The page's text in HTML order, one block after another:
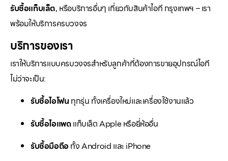
รับซื้อแท็บเล็ต, หรือบริการอื่นๆ เกี่ยวกับสินค้าไอที กรุงเทพฯ – เรา
พร้อมให้บริการครบวงจร
บริการของเรา
เราให้บริการแบบครบวงจรสำหรับลูกค้าที่ต้องการขายอุปกรณ์ไอที
ไม่ว่าจะเป็น:
รับซื้อไอโฟน ทุกรุ่น ทั้งเครื่องใหม่และเครื่องใช้งานแล้ว
รับซื้อไอแพดแท็บเล็ต Apple หรือยี่ห้ออื่น
รับซื้อมือถือทั้ง Android และ iPhone